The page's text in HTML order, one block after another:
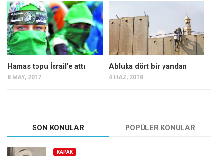
Mehmet Ali Tekin
Abir E. Nahas
Amina S. Jenenkovic
Bağdagül Öz
Esra Elönü
Tüm Sayılar
Kategoriler
Hamas topu İsrail’e attı
8 MAY, 2017
Abluka dört bir yandan
4 HAZ, 2018
SON KONULAR POPÜLER KONULAR
KAPAK